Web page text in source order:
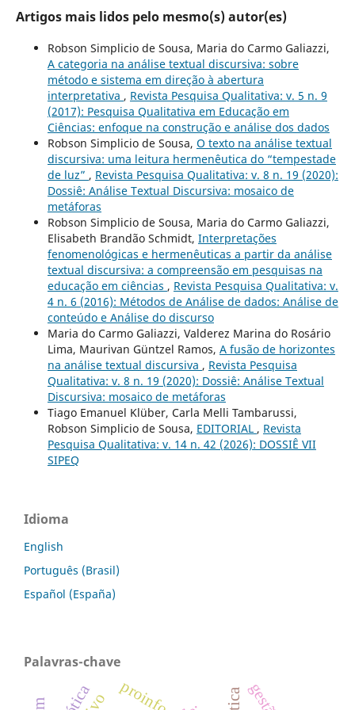
Artigos mais lidos pelo mesmo(s) autor(es)
Robson Simplicio de Sousa, Maria do Carmo Galiazzi,
A categoria na análise textual discursiva: sobre
método e sistema em direção à abertura
interpretativa , Revista Pesquisa Qualitativa: v. 5 n. 9
(2017): Pesquisa Qualitativa em Educação em
Ciências: enfoque na construção e análise dos dados
Robson Simplicio de Sousa, O texto na análise textual
discursiva: uma leitura hermenêutica do “tempestade
de luz” , Revista Pesquisa Qualitativa: v. 8 n. 19 (2020):
Dossiê: Análise Textual Discursiva: mosaico de
metáforas
Robson Simplicio de Sousa, Maria do Carmo Galiazzi,
Elisabeth Brandão Schmidt, Interpretações
fenomenológicas e hermenêuticas a partir da análise
textual discursiva: a compreensão em pesquisas na
educação em ciências , Revista Pesquisa Qualitativa: v.
4 n. 6 (2016): Métodos de Análise de dados: Análise de
conteúdo e Análise do discurso
Maria do Carmo Galiazzi, Valderez Marina do Rosário
Lima, Maurivan Güntzel Ramos, A fusão de horizontes
na análise textual discursiva , Revista Pesquisa
Qualitativa: v. 8 n. 19 (2020): Dossiê: Análise Textual
Discursiva: mosaico de metáforas
Tiago Emanuel Klüber, Carla Melli Tambarussi,
Robson Simplicio de Sousa, EDITORIAL , Revista
Pesquisa Qualitativa: v. 14 n. 42 (2026): DOSSIÊ VII
SIPEQ
Idioma
English
Português (Brasil)
Español (España)
Palavras-chave
proinfo